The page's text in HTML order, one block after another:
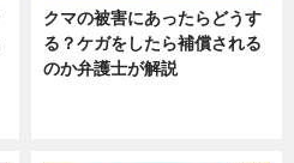
クマの被害にあったらどうす
る？ケガをしたら補償される
のか弁護士が解説